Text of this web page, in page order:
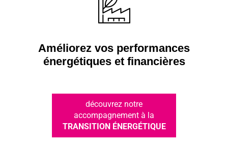
Améliorez vos performances
énergétiques et financières
découvrez notre
accompagnement à la
TRANSITION ÉNERGÉTIQUE